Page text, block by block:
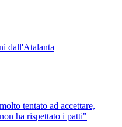
dall'Atalanta
tentato ad accettare,
ha rispettato i patti"